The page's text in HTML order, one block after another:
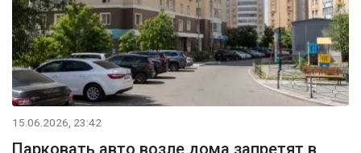
15.06.2026, 23:42
Парковать авто возле дома запретят в